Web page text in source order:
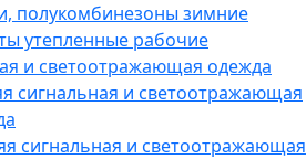
полукомбинезоны зимние
утепленные рабочие
и светоотражающая одежда
сигнальная и светоотражающая
сигнальная и светоотражающая